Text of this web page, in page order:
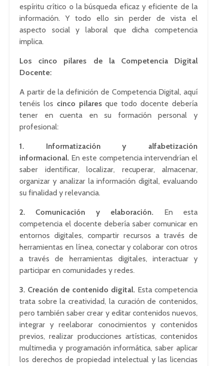
espíritu crítico o la búsqueda eficaz y eficiente de la
información. Y todo ello sin perder de vista el
aspecto social y laboral que dicha competencia
implica.
Los cinco pilares de la Competencia Digital
Docente:
A partir de la definición de Competencia Digital, aquí
tenéis los cinco pilares que todo docente debería
tener en cuenta en su formación personal y
profesional:
1. Informatización y alfabetización
informacional. En este competencia intervendrían el
saber identificar, localizar, recuperar, almacenar,
organizar y analizar la información digital, evaluando
su finalidad y relevancia.
2. Comunicación y elaboración. En esta
competencia el docente debería saber comunicar en
entornos digitales, compartir recursos a través de
herramientas en línea, conectar y colaborar con otros
a través de herramientas digitales, interactuar y
participar en comunidades y redes.
3. Creación de contenido digital. Esta competencia
trata sobre la creatividad, la curación de contenidos,
pero también saber crear y editar contenidos nuevos,
integrar y reelaborar conocimientos y contenidos
previos, realizar producciones artísticas, contenidos
multimedia y programación informática, saber aplicar
los derechos de propiedad intelectual y las licencias